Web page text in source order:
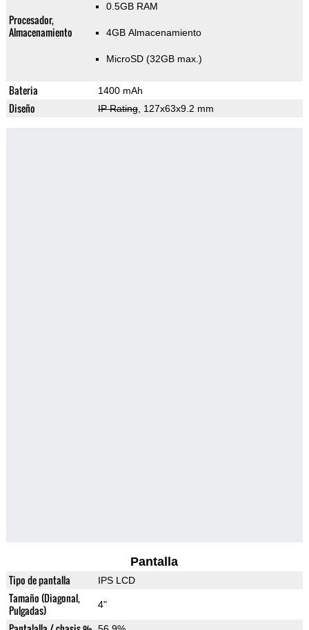
Procesador,
Almacenamiento
0.5GB RAM
4GB Almacenamiento
MicroSD (32GB max.)
Bateria 1400 mAh
Diseño IP Rating, 127x63x9.2 mm
Pantalla
Tipo de pantalla IPS LCD
Tamaño (Diagonal,
Pulgadas)
4"